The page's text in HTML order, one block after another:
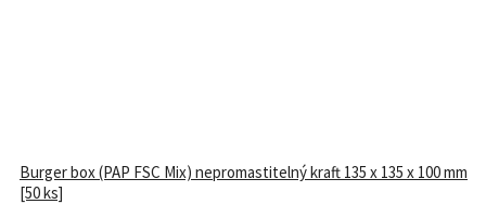
Burger box (PAP FSC Mix) nepromastitelný kraft 135 x 135 x 100 mm
[50 ks]